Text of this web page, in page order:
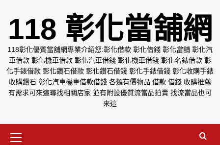
118 彰化當舖網
118彰化優質當舖網專業介紹您:彰化借款 彰化借錢 彰化當舖 彰化汽
車借款 彰化機車借款 彰化汽車借錢 彰化機車借錢 彰化名錶借款 彰
化手錶借款 彰化鑽石借款 彰化鑽石借錢 彰化手錶借錢 彰化收購手錶
收購鑽石 彰化汽車機車借款借錢 各類有價物品 借款 借錢 收購推薦
有需求可來這尋找相關店家 並有附設優質流當品拍賣 找流當品也可
來這
Menu